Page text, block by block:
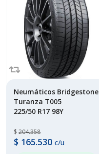
Neumáticos Bridgestone
Turanza T005
225/50 R17 98Y
$ 204.358
$ 165.530 c/u